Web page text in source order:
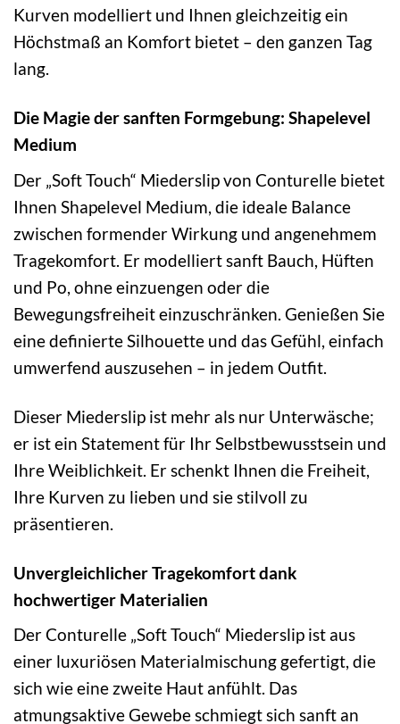
Kurven modelliert und Ihnen gleichzeitig ein
Höchstmaß an Komfort bietet – den ganzen Tag
lang.
Die Magie der sanften Formgebung: Shapelevel
Medium
Der „Soft Touch“ Miederslip von Conturelle bietet
Ihnen Shapelevel Medium, die ideale Balance
zwischen formender Wirkung und angenehmem
Tragekomfort. Er modelliert sanft Bauch, Hüften
und Po, ohne einzuengen oder die
Bewegungsfreiheit einzuschränken. Genießen Sie
eine definierte Silhouette und das Gefühl, einfach
umwerfend auszusehen – in jedem Outfit.
Dieser Miederslip ist mehr als nur Unterwäsche;
er ist ein Statement für Ihr Selbstbewusstsein und
Ihre Weiblichkeit. Er schenkt Ihnen die Freiheit,
Ihre Kurven zu lieben und sie stilvoll zu
präsentieren.
Unvergleichlicher Tragekomfort dank
hochwertiger Materialien
Der Conturelle „Soft Touch“ Miederslip ist aus
einer luxuriösen Materialmischung gefertigt, die
sich wie eine zweite Haut anfühlt. Das
atmungsaktive Gewebe schmiegt sich sanft an